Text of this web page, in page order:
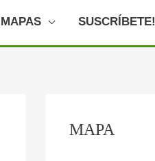
MAPAS SUSCRÍBETE!
MAPA
o